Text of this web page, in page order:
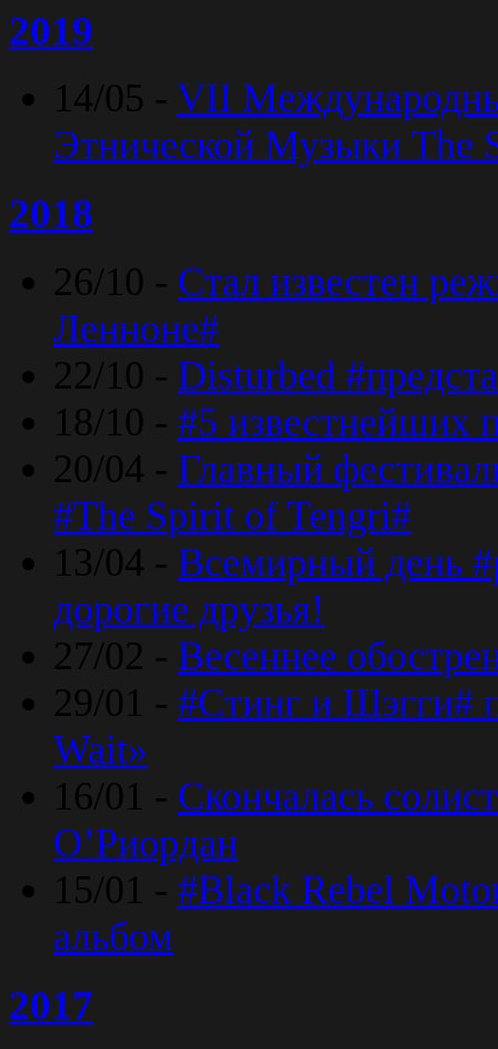
2019
14/05 - VII
Этнической Музыки The
2018
26/10 - Стал известен
Ленноне#
22/10 - Disturbed
18/10 - #5 известнейших
20/04 - Главный
#The Spirit of Tengri#
13/04 - Всемирный день
дорогие друзья!
27/02 - Весеннее
29/01 - #Стинг и Шэгги#
Wait»
16/01 - Скончалась
O’Риордан
15/01 - #Black Rebel
альбом
2017